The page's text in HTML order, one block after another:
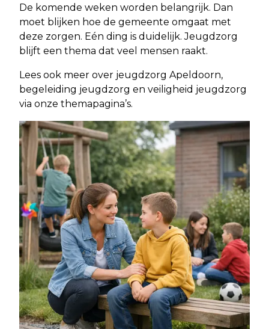
De komende weken worden belangrijk. Dan
moet blijken hoe de gemeente omgaat met
deze zorgen. Eén ding is duidelijk. Jeugdzorg
blijft een thema dat veel mensen raakt.
Lees ook meer over jeugdzorg Apeldoorn,
begeleiding jeugdzorg en veiligheid jeugdzorg
via onze themapagina’s.